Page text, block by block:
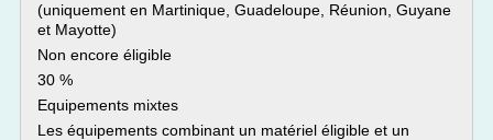
(uniquement en Martinique, Guadeloupe, Réunion, Guyane
et Mayotte)
Non encore éligible
30 %
Equipements mixtes
Les équipements combinant un matériel éligible et un